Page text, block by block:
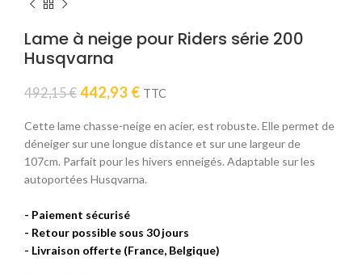
Lame à neige pour Riders série 200
Husqvarna
492,15€ Le
initial
était :
492,15 €.
442,93 €Le
actuel
est :
442,93 €.
TTC
Cette lame chasse-neige en acier, est robuste. Elle permet de
déneiger sur une longue distance et sur une largeur de
107cm. Parfait pour les hivers enneigés. Adaptable sur les
autoportées Husqvarna.